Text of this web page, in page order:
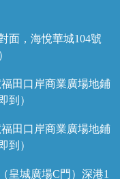
面，海悅華城104號
田口岸商業廣場地鋪
到）
田口岸商業廣場地鋪
到）
皇城廣場C門）深港1